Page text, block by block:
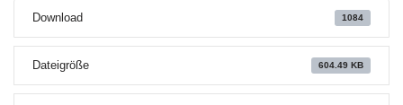
Download 1084
Dateigröße 604.49 KB